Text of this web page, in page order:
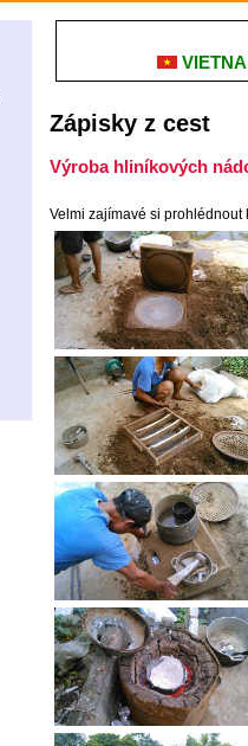
Zápisky z cest
Výroba hliníkových
Velmi zajímavé si prohlédnout